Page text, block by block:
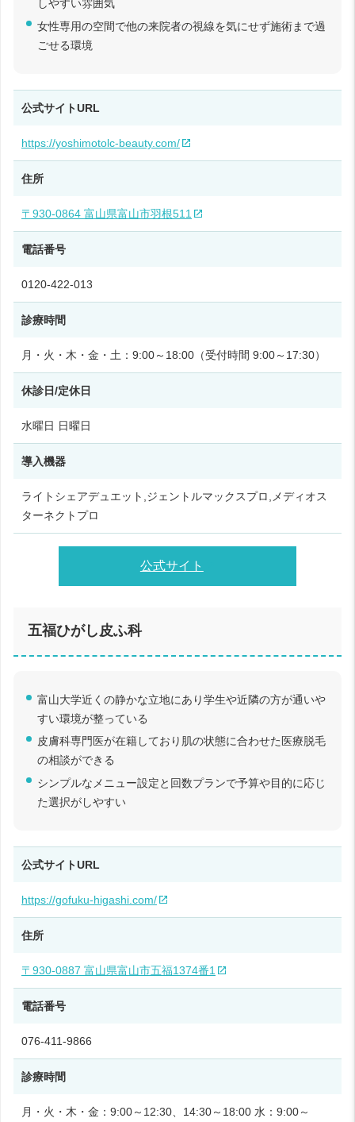
しやすい雰囲気
女性専用の空間で他の来院者の視線を気にせず施術まで過
ごせる環境
公式サイトURL
https://yoshimotolc-beauty.com/
住所
〒930-0864 富山県富山市羽根511
電話番号
0120-422-013
診療時間
月・火・木・金・土：9:00～18:00（受付時間 9:00～17:30）
休診日/定休日
水曜日 日曜日
導入機器
ライトシェアデュエット,ジェントルマックスプロ,メディオス
ターネクトプロ
公式サイト
五福ひがし皮ふ科
富山大学近くの静かな立地にあり学生や近隣の方が通いや
すい環境が整っている
皮膚科専門医が在籍しており肌の状態に合わせた医療脱毛
の相談ができる
シンプルなメニュー設定と回数プランで予算や目的に応じ
た選択がしやすい
公式サイトURL
https://gofuku-higashi.com/
住所
〒930-0887 富山県富山市五福1374番1
電話番号
076-411-9866
診療時間
月・火・木・金：9:00～12:30、14:30～18:00 水：9:00～